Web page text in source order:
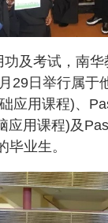
及考试，南
29日举行属于
应用课程)、
应用课程)及
毕业生。